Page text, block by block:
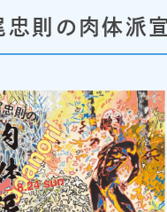
忠則の肉体